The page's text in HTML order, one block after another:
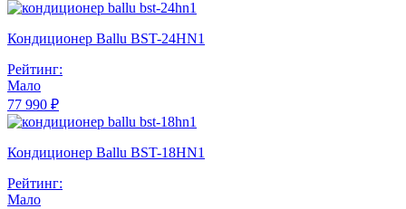
Кондиционер Ballu BST-24HN1
Рейтинг:
Мало
77 990 ₽
Кондиционер Ballu BST-18HN1
Рейтинг:
Мало